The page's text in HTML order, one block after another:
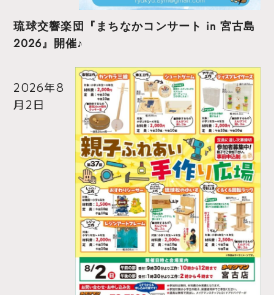
琉球交響楽団『まちなかコンサート in 宮古島
2026』開催♪
2026年8
月2日